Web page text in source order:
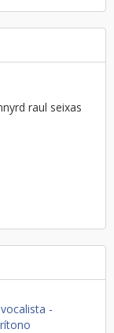
raul seixas
vocalista -